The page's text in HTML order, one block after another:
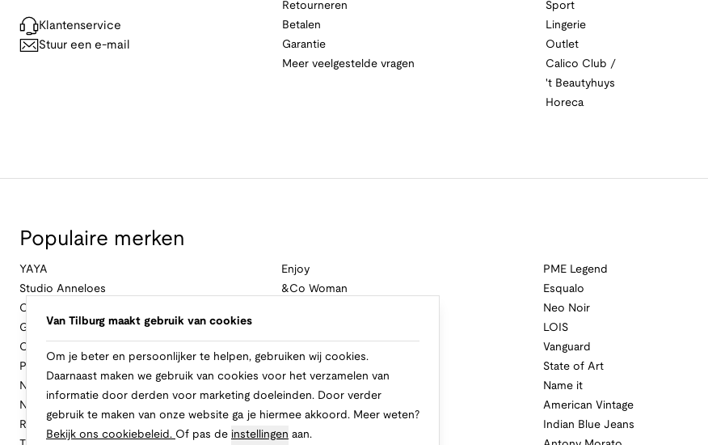
Klantenservice
Stuur een e-mail
Retourneren
Betalen
Garantie
Meer veelgestelde vragen
Sport
Lingerie
Outlet
Calico Club /
't Beautyhuys
Horeca
Populaire merken
YAYA
Studio Anneloes
Cambio
Geisha
Cast Iron
Profuomo
No Excess
New Balance
Rinascimento
Enjoy
&Co Woman
PME Legend
Esqualo
Neo Noir
LOIS
Vanguard
State of Art
Name it
American Vintage
Indian Blue Jeans
Van Tilburg maakt gebruik van cookies
Om je beter en persoonlijker te helpen, gebruiken wij cookies.
Daarnaast maken we gebruik van cookies voor het verzamelen van
informatie door derden voor marketing doeleinden. Door verder
gebruik te maken van onze website ga je hiermee akkoord. Meer weten?
Bekijk ons cookiebeleid. Of pas de instellingen aan.